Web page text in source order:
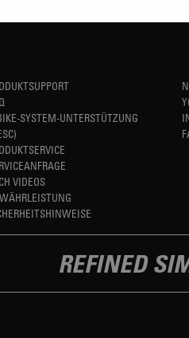
SYSTEM-UNTERSTÜTZUNG
VIDEOS
REFINED